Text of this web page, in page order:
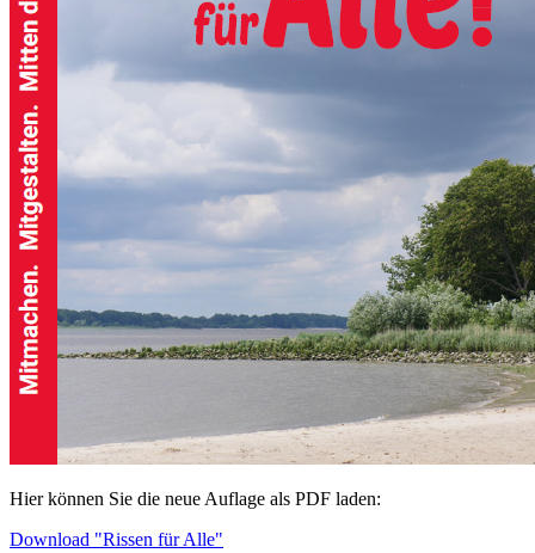
Hier können Sie die neue Auflage als PDF laden:
Download "Rissen für Alle"